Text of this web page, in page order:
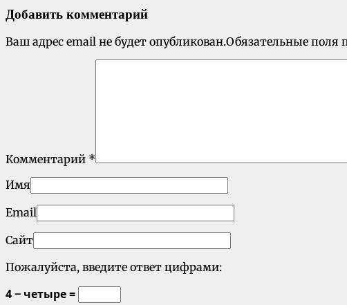
Добавить комментарий
Ваш адрес email не будет опубликован.Обязательные поля
Комментарий *
Имя
Email
Сайт
Пожалуйста, введите ответ цифрами:
4 − четыре =